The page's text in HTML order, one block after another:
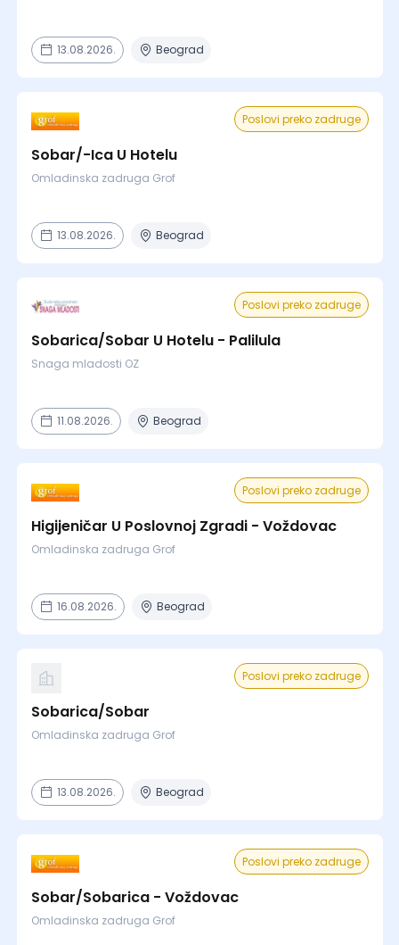
13.08.2026. Beograd
Poslovi preko zadruge
Sobar/-Ica U Hotelu
Omladinska zadruga Grof
13.08.2026. Beograd
Poslovi preko zadruge
Sobarica/Sobar U Hotelu - Palilula
Snaga mladosti OZ
11.08.2026. Beograd
Poslovi preko zadruge
Higijeničar U Poslovnoj Zgradi - Voždovac
Omladinska zadruga Grof
16.08.2026. Beograd
Poslovi preko zadruge
Sobarica/Sobar
Omladinska zadruga Grof
13.08.2026. Beograd
Poslovi preko zadruge
Sobar/Sobarica - Voždovac
Omladinska zadruga Grof